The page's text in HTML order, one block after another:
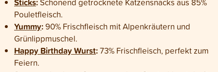
Pouletfleisch.
Yummy:90% Frischfleisch mit Alpenkräutern und
Grünlippmuschel.
Happy Birthday Wurst:73% Frischfleisch, perfekt zum
Feiern.